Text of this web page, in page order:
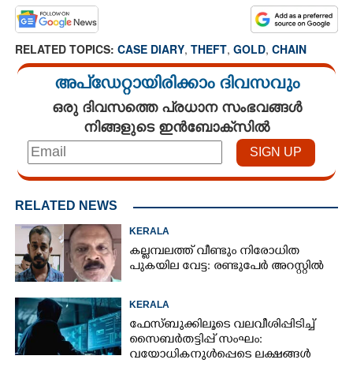
RELATED TOPICS: CASE DIARY, THEFT, GOLD, CHAIN
അപ്ഡേറ്റായിരിക്കാം ദിവസവും
ഒരു ദിവസത്തെ പ്രധാന സംഭവങ്ങൾ
നിങ്ങളുടെ ഇൻബോക്സിൽ
RELATED NEWS
KERALA
കല്ലമ്പലത്ത് വീണ്ടും നിരോധിത
പുകയില വേട്ട: രണ്ടുപേർ അറസ്റ്റിൽ
KERALA
ഫേസ്ബുക്കിലൂടെ വലവീശിപ്പിടിച്ച്
സൈബർതട്ടിപ്പ് സംഘം:
വയോധികനുൾപ്പെടെ ലക്ഷങ്ങൾ